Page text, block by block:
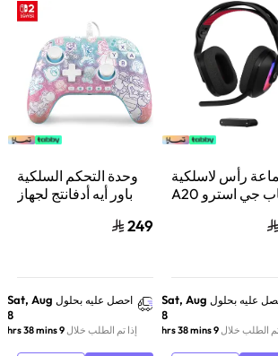
رأس لاسلكية
للألعاب جي استرو A20
عليه بحلول Sat, Aug
8
تم الطلب خلال9 hrs 38 mins
وحدة التحكم السلكية
باور أيه أدفانتج لجهاز
249
احصل عليه بحلول Sat, Aug
8
إذا تم الطلب خلال9 hrs 38 mins